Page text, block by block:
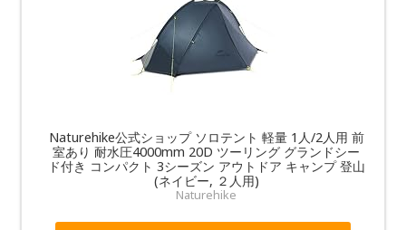
Naturehike公式ショップ ソロテント 軽量 1人/2人用 前
室あり 耐水圧4000mm 20D ツーリング グランドシー
ド付き コンパクト 3シーズン アウトドア キャンプ 登山
(ネイビー, ２人用)
Naturehike